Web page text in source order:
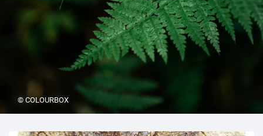
© COLOURBOX